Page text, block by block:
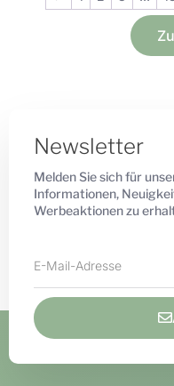
Newsletter
Melden Sie sich für
Informationen,
Werbeaktionen zu